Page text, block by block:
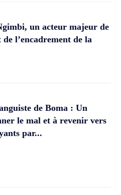
un acteur majeur de
l’encadrement de la
de Boma : Un
le mal et à revenir vers
par...